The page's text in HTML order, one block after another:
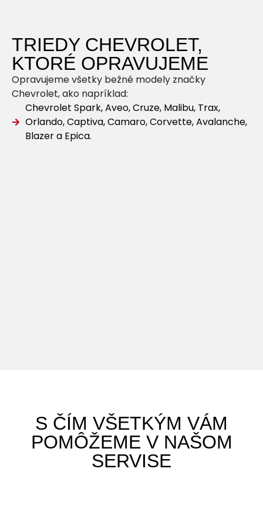
TRIEDY CHEVROLET,
KTORÉ OPRAVUJEME
Opravujeme všetky bežné modely značky
Chevrolet, ako napríklad:
Chevrolet Spark, Aveo, Cruze, Malibu, Trax,
Orlando, Captiva, Camaro, Corvette, Avalanche,
Blazer a Epica.
S ČÍM VŠETKÝM VÁM
POMÔŽEME V NAŠOM
SERVISE